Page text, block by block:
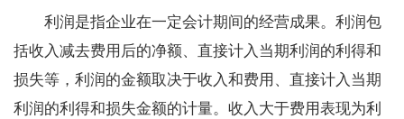
利润是指企业在一定会计期间的经营成果。利润包
括收入减去费用后的净额、直接计入当期利润的利得和
损失等，利润的金额取决于收入和费用、直接计入当期
利润的利得和损失金额的计量。收入大于费用表现为利